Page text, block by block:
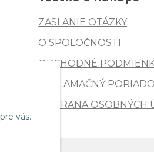
vás.
ZASLANIE OTÁZKY
O SPOLOČNOSTI
OBCHODNÉ
REKLAMAČNÝ
OCHRANA OSOBNÝCH